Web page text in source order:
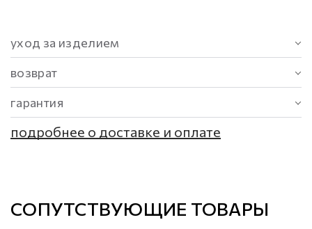
уход за изделием
возврат
гарантия
подробнее о доставке и оплате
СОПУТСТВУЮЩИЕ ТОВАРЫ